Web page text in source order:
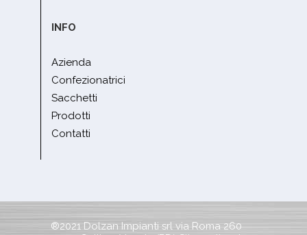
INFO
Azienda
Confezionatrici
Sacchetti
Prodotti
Contatti
®2021 Dolzan Impianti srl via Roma 260